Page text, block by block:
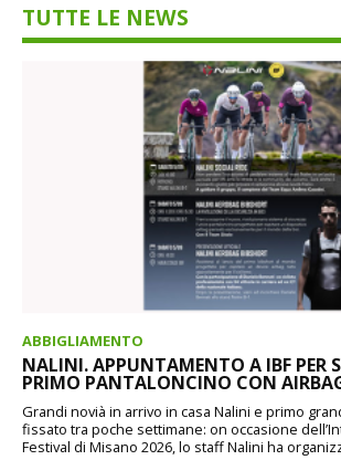
TUTTE LE NEWS
ABBIGLIAMENTO
NALINI. APPUNTAMENTO A IBF PER
PRIMO PANTALONCINO CON
Grandi novià in arrivo in casa Nalini e primo
fissato tra poche settimane: on occasione
Festival di Misano 2026, lo staff Nalini ha